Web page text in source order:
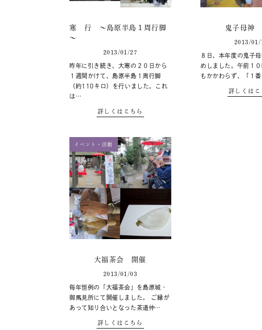
寒 行 ～島原半島１周行脚
～
2013/01/27
昨年に引き続き、大寒の２０日から
１週間かけて、島原半島１周行脚
（約110キロ）を行いました。これ
は…
詳しくはこちら
鬼子母神
2013/01/
８日、本年度の鬼子
めしました。午前１
もかかわらず、「１
詳しくはこ
イベント・活動
大福茶会 開催
2013/01/03
毎年恒例の「大福茶会」を島原城・
御馬見所にて開催しました。 ご縁が
あって知り合いとなった茶道仲…
詳しくはこちら